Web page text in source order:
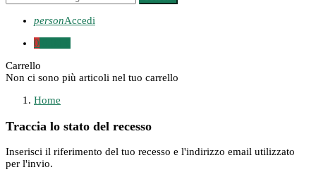
personAccedi
0
Carrello
Non ci sono più articoli nel tuo carrello
Home
Traccia lo stato del recesso
Inserisci il riferimento del tuo recesso e l'indirizzo email utilizzato
per l'invio.